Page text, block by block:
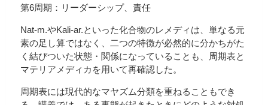
第6周期：リーダーシップ、責任
Nat-m.やKali-ar.といった化合物のレメディは、単なる元
素の足し算ではなく、二つの特徴が必然的に分かちがた
く結びついた状態・関係になっていることも、周期表と
マテリアメディカを用いて再確認した。
周期表には現代的なマヤズム分類を重ねることもでき